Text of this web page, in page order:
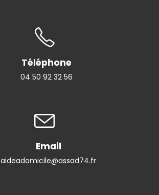
Téléphone
04 50 92 32 56
Email
aideadomicile@assad74.fr